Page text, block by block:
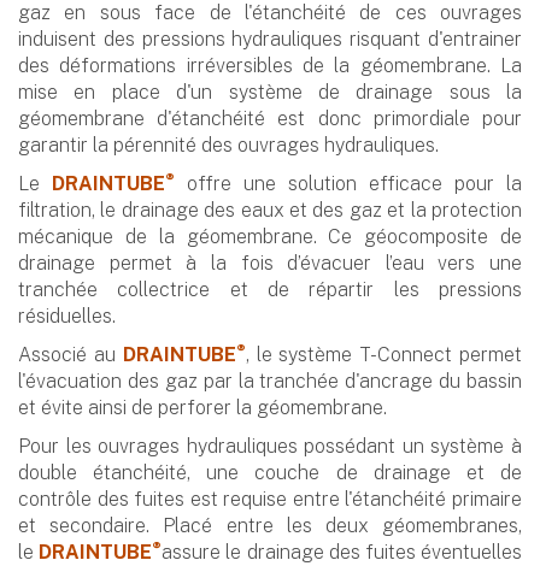
gaz en sous face de l'étanchéité de ces ouvrages
induisent des pressions hydrauliques risquant d'entrainer
des déformations irréversibles de la géomembrane. La
mise en place d'un système de drainage sous la
géomembrane d'étanchéité est donc primordiale pour
garantir la pérennité des ouvrages hydrauliques.
Le
DRAINTUBE®
offre une solution efficace pour la
filtration, le drainage des eaux et des gaz et la protection
mécanique de la géomembrane. Ce géocomposite de
drainage permet à la fois d’évacuer l’eau vers une
tranchée collectrice et de répartir les pressions
résiduelles.
Associé au DRAINTUBE®, le système T-Connect permet
l'évacuation des gaz par la tranchée d'ancrage du bassin
et évite ainsi de perforer la géomembrane.
Pour les ouvrages hydrauliques possédant un système à
double étanchéité, une couche de drainage et de
contrôle des fuites est requise entre l'étanchéité primaire
et secondaire. Placé entre les deux géomembranes,
le DRAINTUBE®assure le drainage des fuites éventuelles